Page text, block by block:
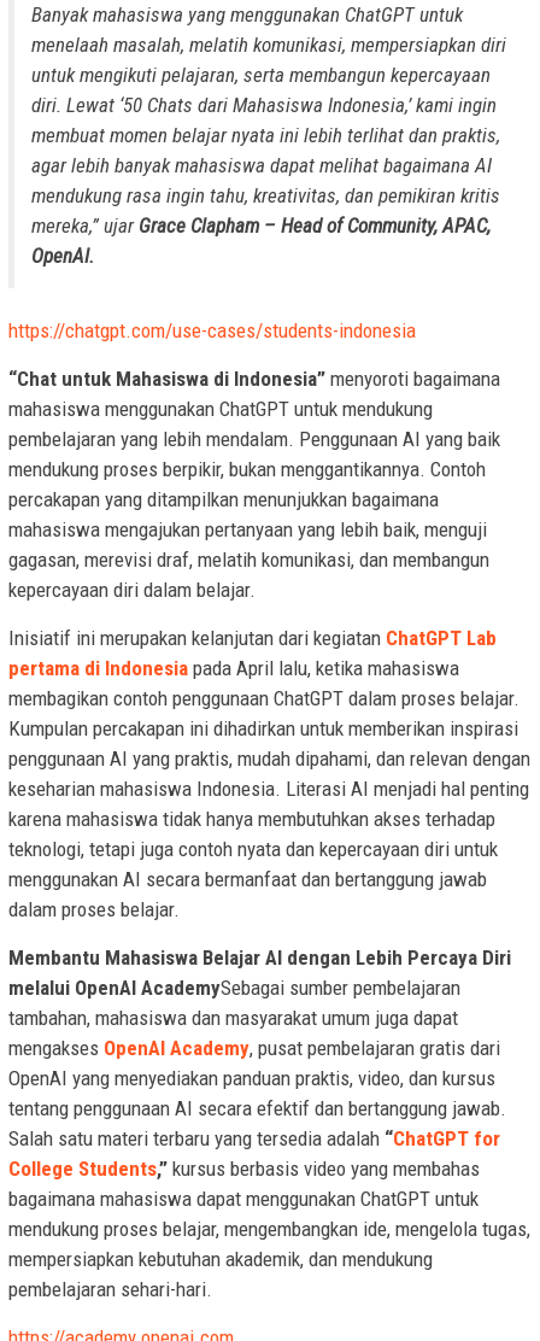
Banyak mahasiswa yang menggunakan ChatGPT untuk
menelaah masalah, melatih komunikasi, mempersiapkan diri
untuk mengikuti pelajaran, serta membangun kepercayaan
diri. Lewat ‘50 Chats dari Mahasiswa Indonesia,’ kami ingin
membuat momen belajar nyata ini lebih terlihat dan praktis,
agar lebih banyak mahasiswa dapat melihat bagaimana AI
mendukung rasa ingin tahu, kreativitas, dan pemikiran kritis
mereka,” ujar Grace Clapham – Head of Community, APAC,
OpenAI.
https://chatgpt.com/use-cases/students-indonesia
“Chat untuk Mahasiswa di Indonesia” menyoroti bagaimana
mahasiswa menggunakan ChatGPT untuk mendukung
pembelajaran yang lebih mendalam. Penggunaan AI yang baik
mendukung proses berpikir, bukan menggantikannya. Contoh
percakapan yang ditampilkan menunjukkan bagaimana
mahasiswa mengajukan pertanyaan yang lebih baik, menguji
gagasan, merevisi draf, melatih komunikasi, dan membangun
kepercayaan diri dalam belajar.
Inisiatif ini merupakan kelanjutan dari kegiatan ChatGPT Lab
pertama di Indonesia pada April lalu, ketika mahasiswa
membagikan contoh penggunaan ChatGPT dalam proses belajar.
Kumpulan percakapan ini dihadirkan untuk memberikan inspirasi
penggunaan AI yang praktis, mudah dipahami, dan relevan dengan
keseharian mahasiswa Indonesia. Literasi AI menjadi hal penting
karena mahasiswa tidak hanya membutuhkan akses terhadap
teknologi, tetapi juga contoh nyata dan kepercayaan diri untuk
menggunakan AI secara bermanfaat dan bertanggung jawab
dalam proses belajar.
Membantu Mahasiswa Belajar AI dengan Lebih Percaya Diri
melalui OpenAI AcademySebagai sumber pembelajaran
tambahan, mahasiswa dan masyarakat umum juga dapat
mengakses OpenAI Academy, pusat pembelajaran gratis dari
OpenAI yang menyediakan panduan praktis, video, dan kursus
tentang penggunaan AI secara efektif dan bertanggung jawab.
Salah satu materi terbaru yang tersedia adalah “ChatGPT for
College Students,” kursus berbasis video yang membahas
bagaimana mahasiswa dapat menggunakan ChatGPT untuk
mendukung proses belajar, mengembangkan ide, mengelola tugas,
mempersiapkan kebutuhan akademik, dan mendukung
pembelajaran sehari-hari.